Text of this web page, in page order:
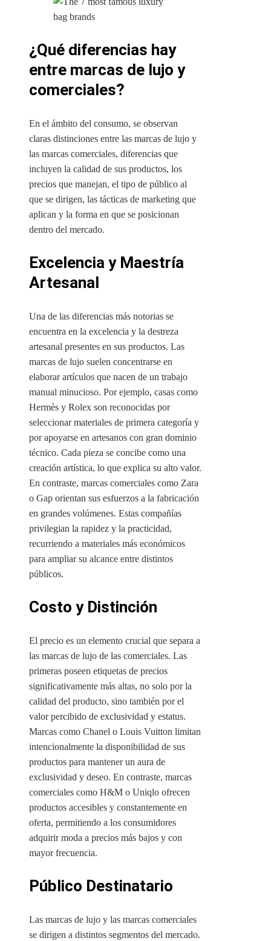
¿Qué diferencias hay
entre marcas de lujo y
comerciales?
En el ámbito del consumo, se observan
claras distinciones entre las marcas de lujo y
las marcas comerciales, diferencias que
incluyen la calidad de sus productos, los
precios que manejan, el tipo de público al
que se dirigen, las tácticas de marketing que
aplican y la forma en que se posicionan
dentro del mercado.
Excelencia y Maestría
Artesanal
Una de las diferencias más notorias se
encuentra en la excelencia y la destreza
artesanal presentes en sus productos. Las
marcas de lujo suelen concentrarse en
elaborar artículos que nacen de un trabajo
manual minucioso. Por ejemplo, casas como
Hermès y Rolex son reconocidas por
seleccionar materiales de primera categoría y
por apoyarse en artesanos con gran dominio
técnico. Cada pieza se concibe como una
creación artística, lo que explica su alto valor.
En contraste, marcas comerciales como Zara
o Gap orientan sus esfuerzos a la fabricación
en grandes volúmenes. Estas compañías
privilegian la rapidez y la practicidad,
recurriendo a materiales más económicos
para ampliar su alcance entre distintos
públicos.
Costo y Distinción
El precio es un elemento crucial que separa a
las marcas de lujo de las comerciales. Las
primeras poseen etiquetas de precios
significativamente más altas, no solo por la
calidad del producto, sino también por el
valor percibido de exclusividad y estatus.
Marcas como Chanel o Louis Vuitton limitan
intencionalmente la disponibilidad de sus
productos para mantener un aura de
exclusividad y deseo. En contraste, marcas
comerciales como H&M o Uniqlo ofrecen
productos accesibles y constantemente en
oferta, permitiendo a los consumidores
adquirir moda a precios más bajos y con
mayor frecuencia.
Público Destinatario
Las marcas de lujo y las marcas comerciales
se dirigen a distintos segmentos del mercado.